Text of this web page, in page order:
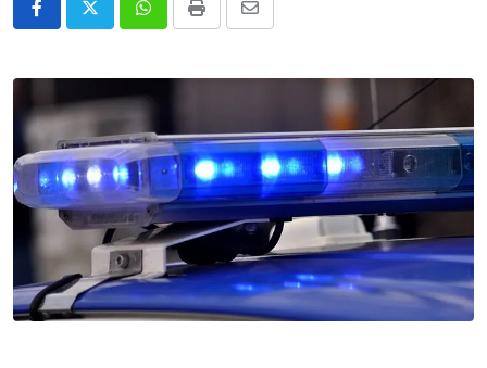
WhatsappPrint
Share
Email